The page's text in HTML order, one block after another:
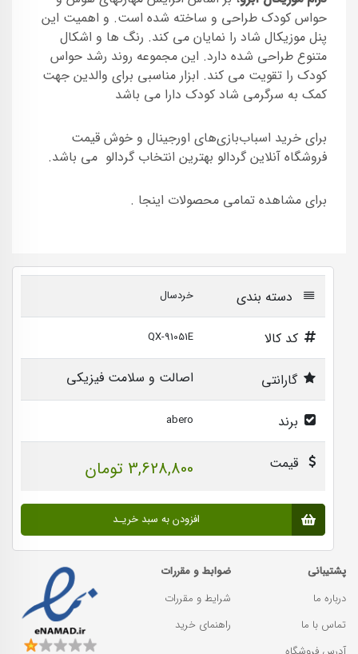
حواس کودک طراحی و ساخته شده است. و اهمیت این
پنل موزیکال شاد را نمایان می کند. رنگ ها و اشکال
متنوع طراحی شده دارد. این مجموعه روند رشد حواس
کودک را تقویت می کند. ابزار مناسبی برای والدین جهت
کمک به سرگرمی شاد کودک دارا می باشد
برای خرید اسباب‌بازی‌های اورجینال و خوش قیمت
فروشگاه آنلاین گردالو بهترین انتخاب گردالو می باشد.
برای مشاهده تمامی محصولات اینجا .
دسته بندی خردسال
کد کالا QX-91051E
گارانتی اصالت و سلامت فیزیکی
برند abero
قیمت 3,628,800 تومان
افزودن به سبد خریـد
پشتیبانی
درباره ما
تماس با ما
ضوابط و مقررات
شرایط و مقررات
راهنمای خرید